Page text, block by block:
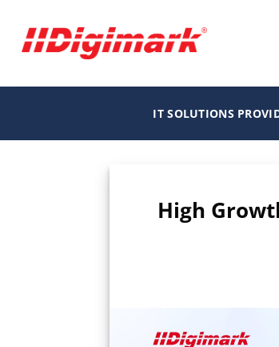
περιεχόμενο
IT SOLUTIONS
High